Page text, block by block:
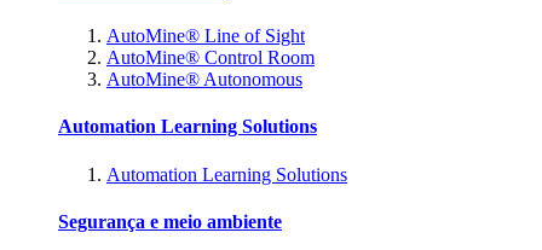
AutoMine® Line of Sight
AutoMine® Control Room
AutoMine® Autonomous
Automation Learning Solutions
Automation Learning Solutions
Segurança e meio ambiente